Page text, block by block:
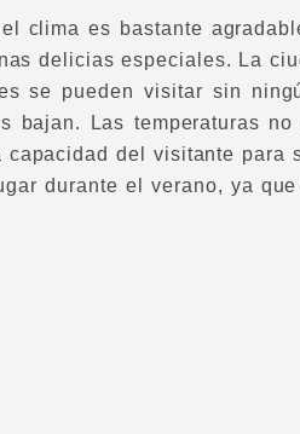
clima es bastante
delicias especiales. La
se pueden visitar sin
bajan. Las temperaturas
del visitante para
durante el verano, ya